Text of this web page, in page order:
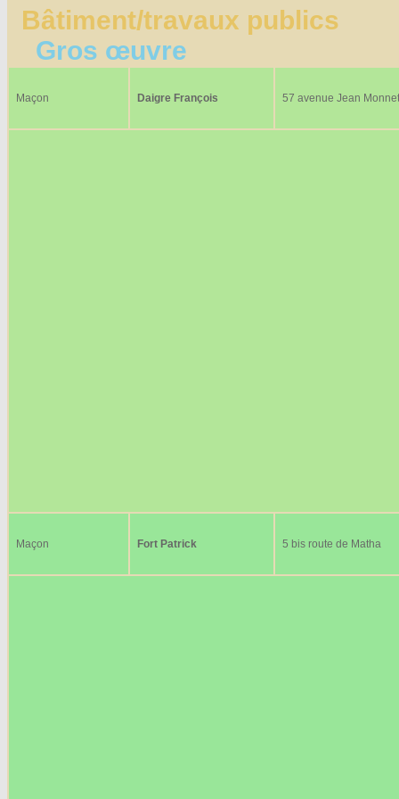
Bâtiment/travaux publics
Gros œuvre
Maçon Daigre François 57 avenue Jean Monnet
Maçon Fort Patrick 5 bis route de Matha